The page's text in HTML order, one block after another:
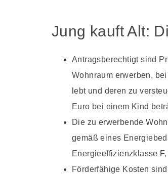
Jung kauft Alt:
Antragsberechtigt sind
Wohnraum erwerben,
lebt und deren zu
Euro bei einem Kind
Die zu erwerbende
gemäß eines
Energieeffizienzklasse
Förderfähige Kosten